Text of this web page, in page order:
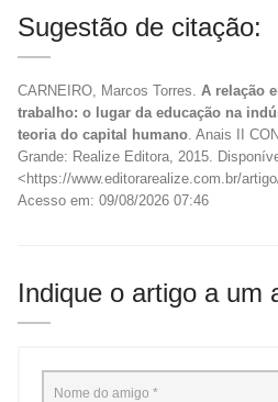
Sugestão de citação:
CARNEIRO, Marcos Torres. A relação
trabalho: o lugar da educação na
teoria do capital humano. Anais II
Grande: Realize Editora, 2015.
<https://www.editorarealize.com.br/
Acesso em: 09/08/2026 07:46
Indique o artigo a um